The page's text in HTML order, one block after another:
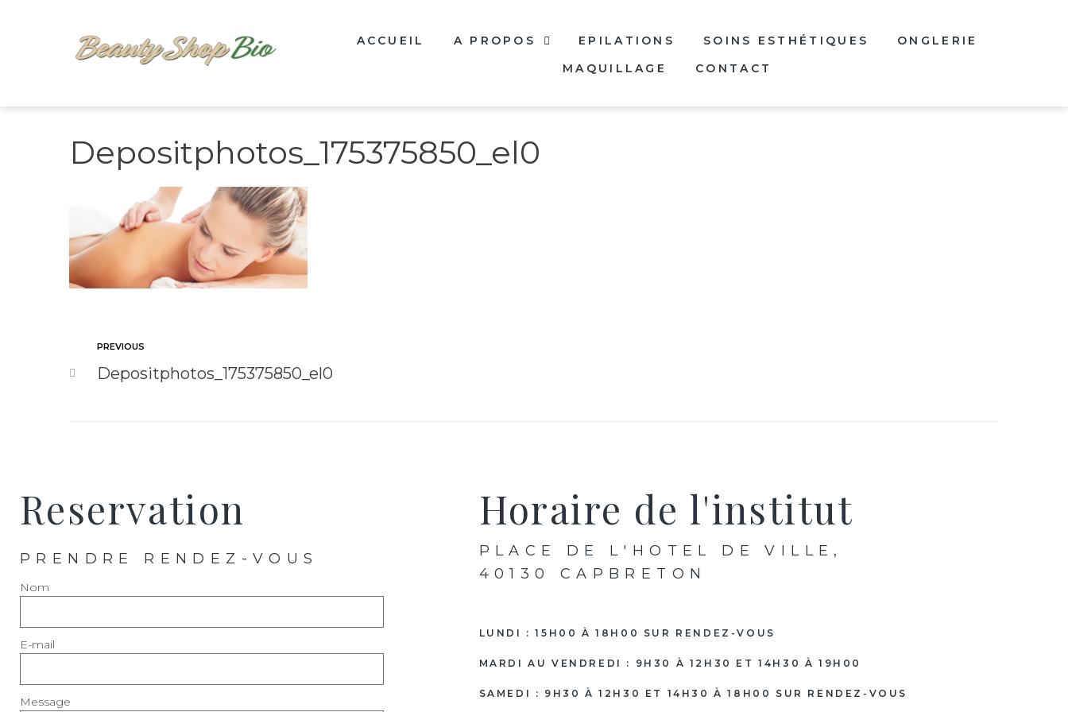
ACCUEIL A PROPOS EPILATIONS SOINS ESTHÉTIQUES
ONGLERIE
MAQUILLAGE
CONTACT
Depositphotos_175375850_el0
PREVIOUS
Depositphotos_175375850_el0
Reservation
PRENDRE RENDEZ-VOUS
Nom
E-mail
Message
Horaire de l'institut
PLACE DE L'HOTEL DE VILLE,
40130 CAPBRETON
LUNDI : 15H00 À 18H00 SUR RENDEZ-VOUS
MARDI AU VENDREDI : 9H30 À 12H30 ET 14H30 À 19H00
SAMEDI : 9H30 À 12H30 ET 14H30 À 18H00 SUR RENDEZ-VOUS